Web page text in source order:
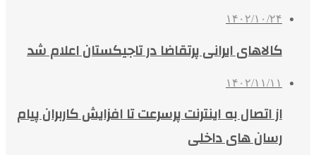
۱۴۰۲/۱۰/۲۴
کالاهای ایرانی پرتقاضا در تاجیکستان اعلام شد
۱۴۰۲/۱۱/۱۱
از اتصال به اینترنت پرسرعت تا افزایش کاربران پیام
رسان های داخلی